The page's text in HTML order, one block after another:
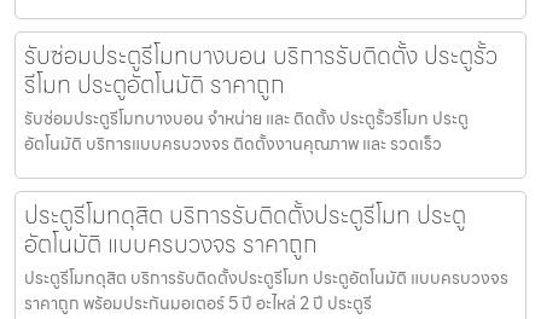
รับซ่อมประตูรีโมทบางบอน บริการรับติดตั้ง ประตูรั้ว
รีโมท ประตูอัตโนมัติ ราคาถูก
รับซ่อมประตูรีโมทบางบอน จำหน่าย และ ติดตั้ง ประตูรั้วรีโมท ประตู
อัตโนมัติ บริการแบบครบวงจร ติดตั้งงานคุณภาพ และ รวดเร็ว
ประตูรีโมทดุสิต บริการรับติดตั้งประตูรีโมท ประตู
อัตโนมัติ แบบครบวงจร ราคาถูก
ประตูรีโมทดุสิต บริการรับติดตั้งประตูรีโมท ประตูอัตโนมัติ แบบครบวงจร
ราคาถูก พร้อมประกันมอเตอร์ 5 ปี อะไหล่ 2 ปี ประตูรี